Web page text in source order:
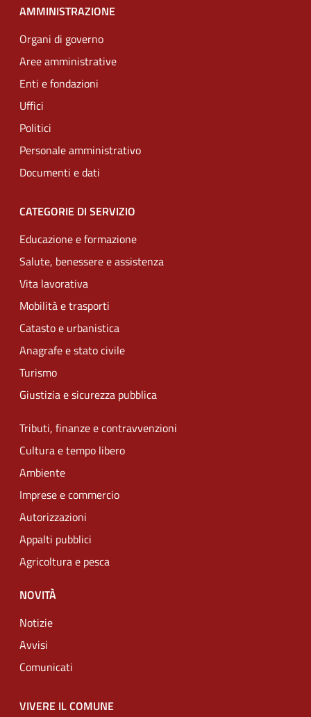
AMMINISTRAZIONE
Organi di governo
Aree amministrative
Enti e fondazioni
Uffici
Politici
Personale amministrativo
Documenti e dati
CATEGORIE DI SERVIZIO
Educazione e formazione
Salute, benessere e assistenza
Vita lavorativa
Mobilità e trasporti
Catasto e urbanistica
Anagrafe e stato civile
Turismo
Giustizia e sicurezza pubblica
Tributi, finanze e contravvenzioni
Cultura e tempo libero
Ambiente
Imprese e commercio
Autorizzazioni
Appalti pubblici
Agricoltura e pesca
NOVITÀ
Notizie
Avvisi
Comunicati
VIVERE IL COMUNE